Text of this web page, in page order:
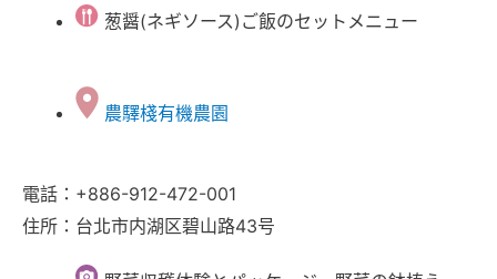
葱醤(ネギソース)ご飯のセットメニュー
農驛棧有機農園
電話：+886-912-472-001
住所：台北市内湖区碧山路43号